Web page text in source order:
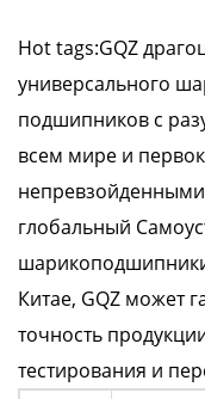
Hot tags:GQZ
универсального
подшипников с
всем мире и
глобальный
Китае, GQZ может
точность
тестирования и